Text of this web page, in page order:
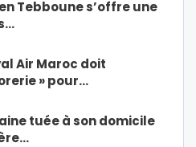
Tebboune s’offre une
Air Maroc doit
» pour…
tuée à son domicile